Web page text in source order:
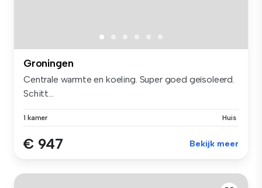
Groningen
Centrale warmte en koeling. Super goed geïsoleerd.
Schitt...
1 kamer Huis
€ 947 Bekijk meer